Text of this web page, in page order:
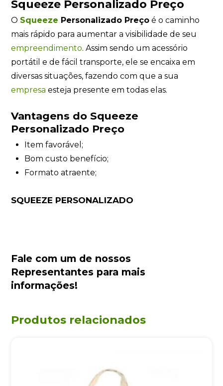
Squeeze Personalizado Preço
O Squeeze Personalizado Preço é o caminho
mais rápido para aumentar a visibilidade de seu
empreendimento. Assim sendo um acessório
portátil e de fácil transporte, ele se encaixa em
diversas situações, fazendo com que a sua
empresa esteja presente em todas elas.
Vantagens do Squeeze
Personalizado Preço
Item favorável;
Bom custo benefício;
Formato atraente;
SQUEEZE PERSONALIZADO
Fale com um de nossos
Representantes para mais
informações!
Produtos relacionados